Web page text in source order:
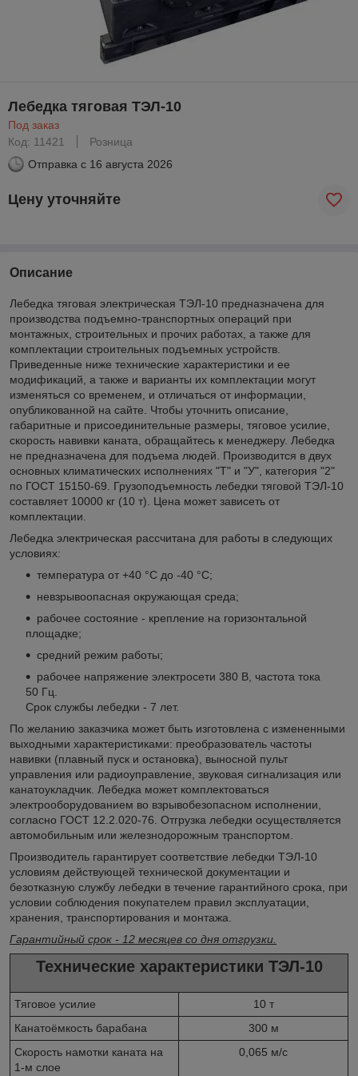
Лебедка тяговая ТЭЛ-10
Под заказ
Код: 11421
Розница
Отправка с 16 августа 2026
Цену уточняйте
Описание
Лебедка тяговая электрическая ТЭЛ-10 предназначена для
производства подъемно-транспортных операций при
монтажных, строительных и прочих работах, а также для
комплектации строительных подъемных устройств.
Приведенные ниже технические характеристики и ее
модификаций, а также и варианты их комплектации могут
изменяться со временем, и отличаться от информации,
опубликованной на сайте. Чтобы уточнить описание,
габаритные и присоединительные размеры, тяговое усилие,
скорость навивки каната, обращайтесь к менеджеру. Лебедка
не предназначена для подъема людей. Производится в двух
основных климатических исполнениях "Т" и "У", категория "2"
по ГОСТ 15150-69. Грузоподъемность лебедки тяговой ТЭЛ-10
составляет 10000 кг (10 т). Цена может зависеть от
комплектации.
Лебедка электрическая рассчитана для работы в следующих
условиях:
температура от +40 °С до -40 °С;
невзрывоопасная окружающая среда;
рабочее состояние - крепление на горизонтальной
площадке;
средний режим работы;
рабочее напряжение электросети 380 В, частота тока
50 Гц.
Срок службы лебедки - 7 лет.
По желанию заказчика может быть изготовлена с измененными
выходными характеристиками: преобразователь частоты
навивки (плавный пуск и остановка), выносной пульт
управления или радиоуправление, звуковая сигнализация или
канатоукладчик. Лебедка может комплектоваться
электрооборудованием во взрывобезопасном исполнении,
согласно ГОСТ 12.2.020-76. Отгрузка лебедки осуществляется
автомобильным или железнодорожным транспортом.
Производитель гарантирует соответствие лебедки ТЭЛ-10
условиям действующей технической документации и
безотказную службу лебедки в течение гарантийного срока, при
условии соблюдения покупателем правил эксплуатации,
хранения, транспортирования и монтажа.
Гарантийный срок - 12 месяцев со дня отгрузки.
Технические характеристики ТЭЛ-10
Тяговое усилие
10 т
Канатоёмкость барабана
300 м
Скорость намотки каната на
1-м слое
0,065 м/c